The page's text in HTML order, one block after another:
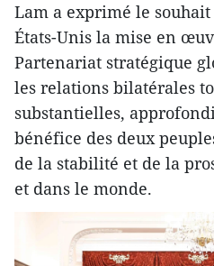
Lam a exprimé le
États-Unis la mise en
Partenariat stratégique
les relations bilatérales
substantielles,
bénéfice des deux
de la stabilité et de la
et dans le monde.